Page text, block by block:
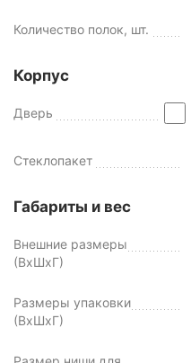
Количество полок, шт.
Корпус
Дверь
Стеклопакет
Габариты и вес
Внешние размеры
(ВхШхГ)
Размеры упаковки
(ВхШхГ)